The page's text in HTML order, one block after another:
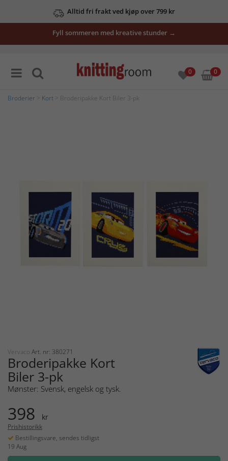
Alltid fri frakt ved kjøp over 799 kr
Fyll sommeren med kreative stunder →
0 0
Broderier Kort > Broderipakke Kort Biler 3-pk
Vervaco Art. nr: 380271
Broderipakke Kort
Biler 3-pk
Mønster: Svensk, engelsk og tysk.
398 kr
Prishistorikk
Bestillingsvare, sendes tidligst
19 Aug